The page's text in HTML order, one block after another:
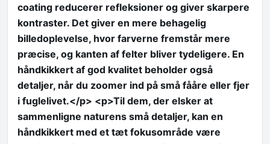
coating reducerer refleksioner og giver skarpere
kontraster. Det giver en mere behagelig
billedoplevelse, hvor farverne fremstår mere
præcise, og kanten af felter bliver tydeligere. En
håndkikkert af god kvalitet beholder også
detaljer, når du zoomer ind på små fååre eller fjer
i fuglelivet.</p> <p>Til dem, der elsker at
sammenligne naturens små detaljer, kan en
håndkikkert med et tæt fokusområde være